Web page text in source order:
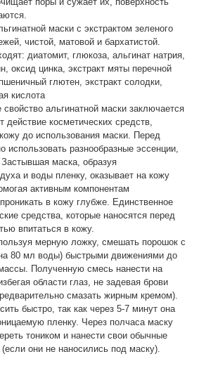
маски с экстрактом зеленого
чистой, матовой и бархатистой.
диатомит, глюкоза, альгинат натрия,
оксид цинка, экстракт мяты перечной
глютен, экстракт солодки,
кислота
альгинатной маски заключается
действие косметических средств,
до использования маски. Перед
использовать разнообразные эссенции,
маска, образуя
и воды пленку, оказывает на кожу
активным компонентам
в кожу глубже. Единственное
средства, которые наносятся перед
впитаться в кожу.
мерную ложку, смешать порошок с
80 мл воды) быстрыми движениями до
Полученную смесь нанести на
области глаз, не задевая брови
смазать жирным кремом).
быстро, так как через 5-7 минут она
пленку. Через полчаса маску
тоником и нанести свои обычные
они не наносились под маску).